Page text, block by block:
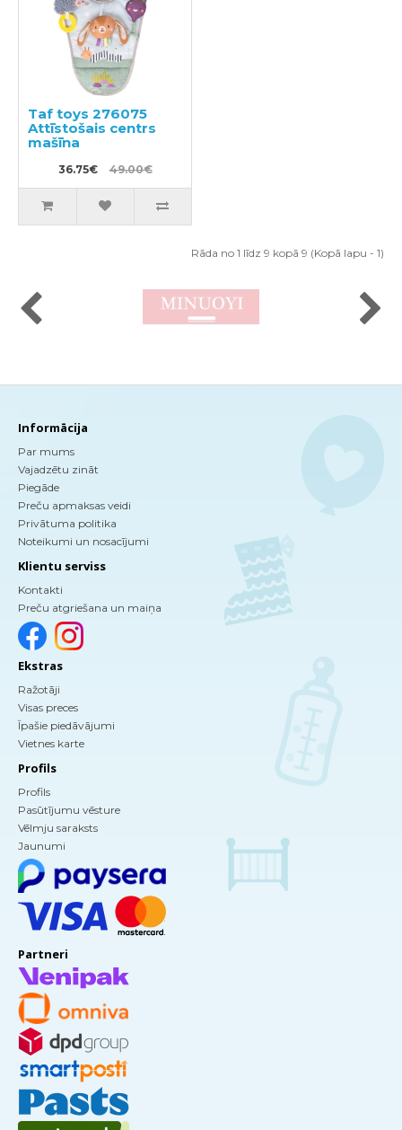
Taf toys 276075
Attīstošais centrs
mašīna
36.75€ 49.00€
Rāda no 1 līdz 9 kopā 9 (Kopā lapu - 1)
Informācija
Par mums
Vajadzētu zināt
Piegāde
Preču apmaksas veidi
Privātuma politika
Noteikumi un nosacījumi
Klientu serviss
Kontakti
Preču atgriešana un maiņa
Ekstras
Ražotāji
Visas preces
Īpašie piedāvājumi
Vietnes karte
Profils
Profils
Pasūtījumu vēsture
Vēlmju saraksts
Jaunumi
Partneri